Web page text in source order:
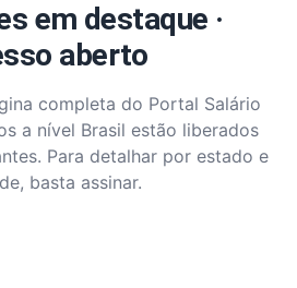
em destaque ·
aberto
completa do Portal Salário
a nível Brasil estão liberados
Para detalhar por estado e
basta assinar.